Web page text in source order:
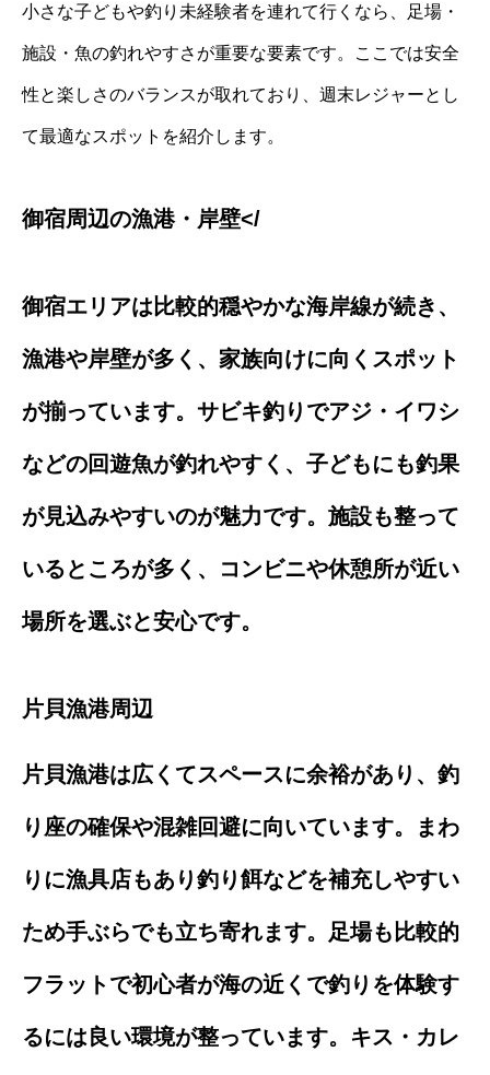
小さな子どもや釣り未経験者を連れて行くなら、足場・
施設・魚の釣れやすさが重要な要素です。ここでは安全
性と楽しさのバランスが取れており、週末レジャーとし
て最適なスポットを紹介します。
御宿周辺の漁港・岸壁</
御宿エリアは比較的穏やかな海岸線が続き、
漁港や岸壁が多く、家族向けに向くスポット
が揃っています。サビキ釣りでアジ・イワシ
などの回遊魚が釣れやすく、子どもにも釣果
が見込みやすいのが魅力です。施設も整って
いるところが多く、コンビニや休憩所が近い
場所を選ぶと安心です。
片貝漁港周辺
片貝漁港は広くてスペースに余裕があり、釣
り座の確保や混雑回避に向いています。まわ
りに漁具店もあり釣り餌などを補充しやすい
ため手ぶらでも立ち寄れます。足場も比較的
フラットで初心者が海の近くで釣りを体験す
るには良い環境が整っています。キス・カレ